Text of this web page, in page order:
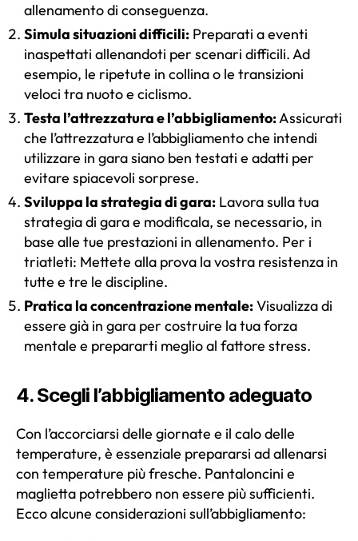
allenamento di conseguenza.
Simula situazioni difficili: Preparati a eventi
inaspettati allenandoti per scenari difficili. Ad
esempio, le ripetute in collina o le transizioni
veloci tra nuoto e ciclismo.
Testa l’attrezzatura e l’abbigliamento:Assicurati
che l’attrezzatura e l’abbigliamento che intendi
utilizzare in gara siano ben testati e adatti per
evitare spiacevoli sorprese.
Sviluppa la strategia di gara: Lavora sulla tua
strategia di gara e modificala, se necessario, in
base alle tue prestazioni in allenamento. Per i
triatleti: Mettete alla prova la vostra resistenza in
tutte e tre le discipline.
Pratica la concentrazione mentale:Visualizza di
essere già in gara per costruire la tua forza
mentale e prepararti meglio al fattore stress.
4. Scegli l’abbigliamento adeguato
Con l’accorciarsi delle giornate e il calo delle
temperature, è essenziale prepararsi ad allenarsi
con temperature più fresche. Pantaloncini e
maglietta potrebbero non essere più sufficienti.
Ecco alcune considerazioni sull’abbigliamento: